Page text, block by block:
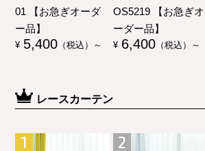
01 【お急ぎオーダ
ー品】
¥ 5,400 （税込）～
OS5219 【お急ぎオ
ーダー品】
¥ 6,400 （税込）～
レースカーテン